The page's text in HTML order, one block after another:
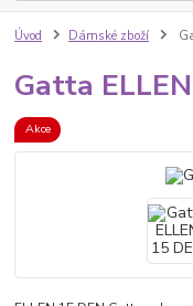
Úvod Dámské zboží
Gatta
Akce